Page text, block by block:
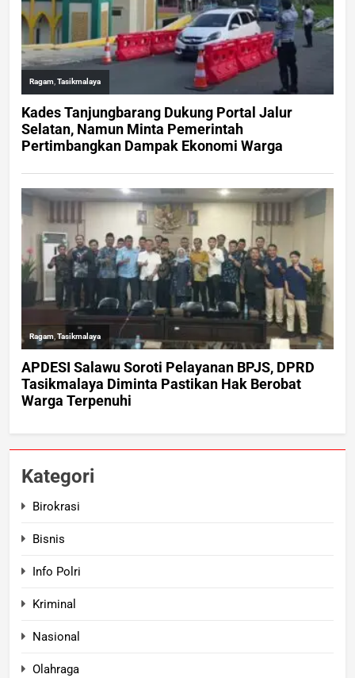
Kategori
Birokrasi
Bisnis
Info Polri
Kriminal
Nasional
Olahraga